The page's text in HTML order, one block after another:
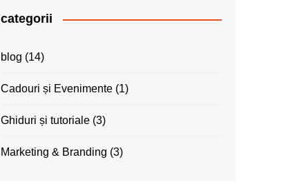
categorii
blog (14)
Cadouri și Evenimente (1)
Ghiduri și tutoriale (3)
Marketing & Branding (3)